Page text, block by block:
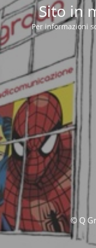
Sito in
Per informazioni
© Q